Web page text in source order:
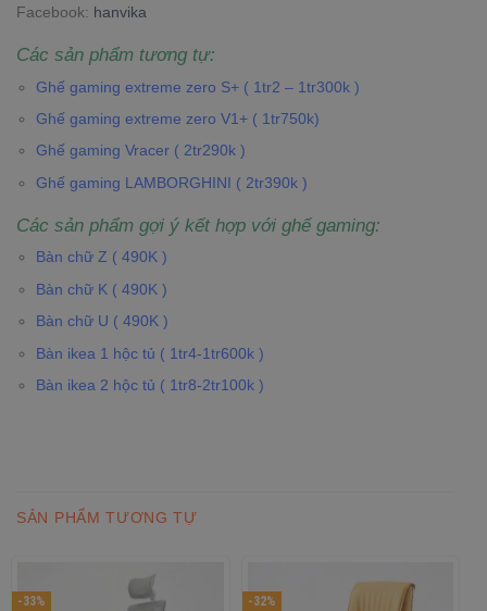
Facebook: hanvika
Các sản phẩm tương tự:
Ghế gaming extreme zero S+ ( 1tr2 – 1tr300k )
Ghế gaming extreme zero V1+ ( 1tr750k)
Ghế gaming Vracer ( 2tr290k )
Ghế gaming LAMBORGHINI ( 2tr390k )
Các sản phẩm gợi ý kết hợp với ghế gaming:
Bàn chữ Z ( 490K )
Bàn chữ K ( 490K )
Bàn chữ U ( 490K )
Bàn ikea 1 hộc tủ ( 1tr4-1tr600k )
Bàn ikea 2 hộc tủ ( 1tr8-2tr100k )
SẢN PHẨM TƯƠNG TỰ
-33% -32%